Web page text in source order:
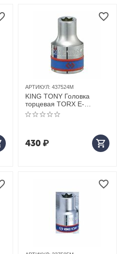
АРТИКУЛ: 437524M
KING TONY Головка
торцевая TORX Е-
стандарт 1/2", E24, L = 39
мм
430₽